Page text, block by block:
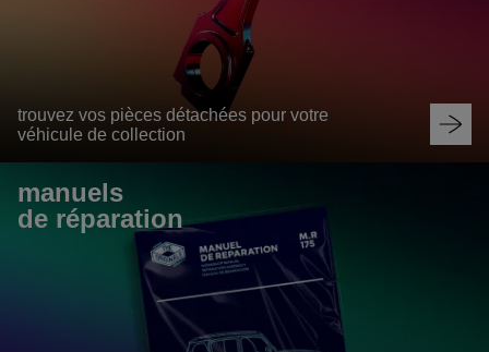
trouvez vos pièces détachées pour votre
véhicule de collection
manuels
de réparation